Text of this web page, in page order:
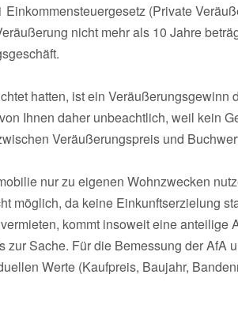
(Private
nicht mehr als 10 Jahre
hatten, ist ein Veräußerungsgewinn
Ihnen daher unbeachtlich, weil kein
Veräußerungspreis und
nur zu eigenen Wohnzwecken
möglich, da keine Einkunftserzielung
kommt insoweit eine anteilige
zur Sache. Für die Bemessung der AfA
Werte (Kaufpreis, Baujahr,